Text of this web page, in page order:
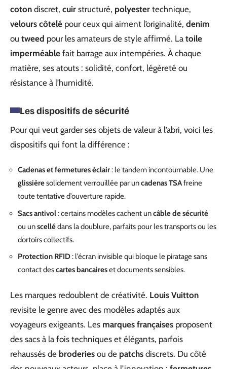
coton discret, cuir structuré, polyester technique,
velours côtelé pour ceux qui aiment l’originalité, denim
ou tweed pour les amateurs de style affirmé. La toile
imperméable fait barrage aux intempéries. À chaque
matière, ses atouts : solidité, confort, légèreté ou
résistance à l’humidité.
Les dispositifs de sécurité
Pour qui veut garder ses objets de valeur à l’abri, voici les
dispositifs qui font la différence :
Cadenas et fermetures éclair: le tandem incontournable. Une
glissièresolidement verrouillée par uncadenas TSAfreine
toute tentative d’ouverture rapide.
Sacs antivol: certains modèles cachent uncâble de sécurité
ou unscellédans la doublure, parfaits pour les transports ou les
dortoirs collectifs.
Protection RFID: l’écran invisible qui bloque le piratage sans
contact descartes bancaireset documents sensibles.
Les marques redoublent de créativité. Louis Vuitton
revisite le genre avec des modèles adaptés aux
voyageurs exigeants. Les marques françaises proposent
des sacs à la fois techniques et élégants, parfois
rehaussés de broderies ou de patchs discrets. Du côté